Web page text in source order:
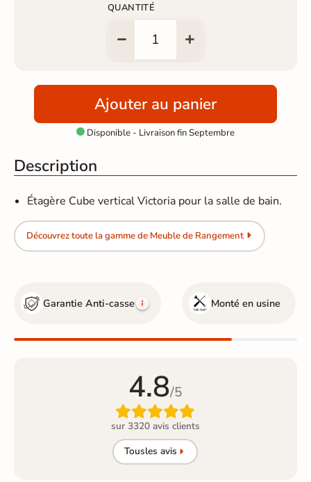
QUANTITÉ
Ajouter au panier
 Disponible - Livraison fin Septembre
Description
Étagère Cube vertical Victoria pour la salle de bain.
Découvrez toute la gamme de Meuble de Rangement
Garantie Anti-casse Monté en usine
4.8/5

sur 3320 avis clients
Tousles avis